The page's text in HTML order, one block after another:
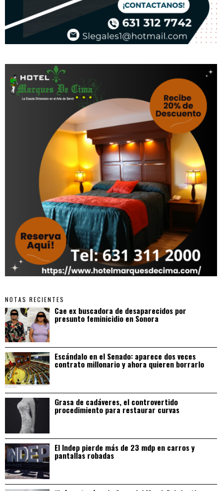
NOTAS RECIENTES
Cae ex buscadora de desaparecidos por
presunto feminicidio en Sonora
Escándalo en el Senado: aparece dos veces
contrato millonario y ahora quieren borrarlo
Grasa de cadáveres, el controvertido
procedimiento para restaurar curvas
El Indep pierde más de 23 mdp en carros y
pantallas robadas